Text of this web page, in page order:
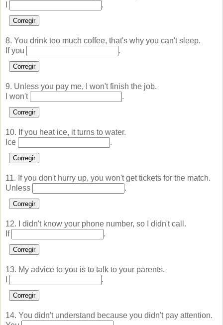
.
Corregir
8. You drink too much coffee, that's why you can't sleep.
If you
.
Corregir
9. Unless you pay me, I won't finish the job.
I won't
.
Corregir
10. If you heat ice, it turns to water.
Ice
.
Corregir
11. If you don't hurry up, you won't get tickets for the match.
Unless
.
Corregir
12. I didn't know your phone number, so I didn't call.
If
.
Corregir
13. My advice to you is to talk to your parents.
.
Corregir
14. You didn't understand because you didn't pay attention.